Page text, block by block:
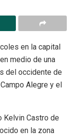
en la capital
medio de una
del occidente de
Alegre y el
Kelvin Castro de
en la zona